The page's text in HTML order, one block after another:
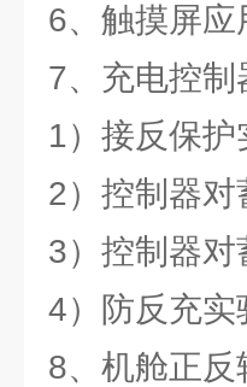
6、触摸屏应
7、充电控制
1）接反保护
2）控制器
3）控制器
4）防反充实
8、机舱正反